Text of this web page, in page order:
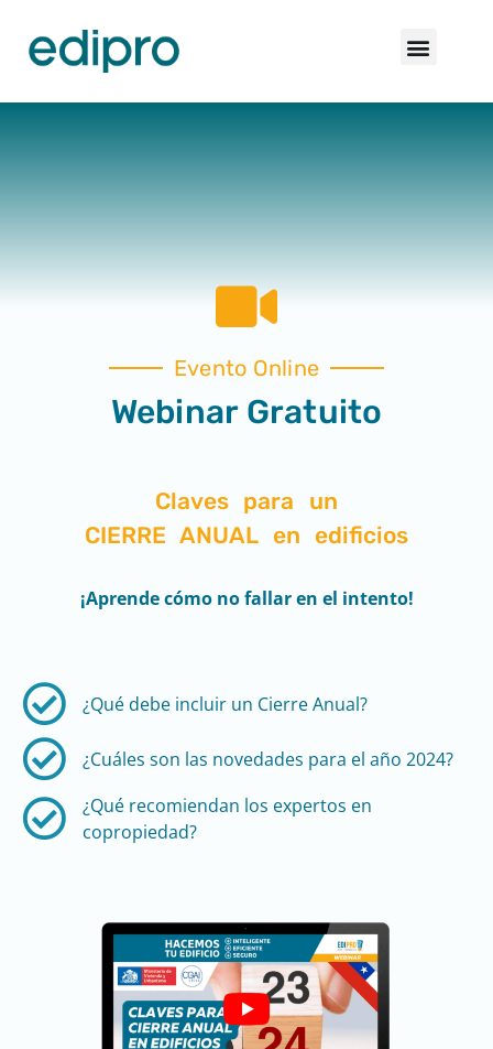
Evento Online
Webinar Gratuito
Claves para un
CIERRE ANUAL en edificios
¡Aprende cómo no fallar en el intento!
¿Qué debe incluir un Cierre Anual?
¿Cuáles son las novedades para el año 2024?
¿Qué recomiendan los expertos en
copropiedad?